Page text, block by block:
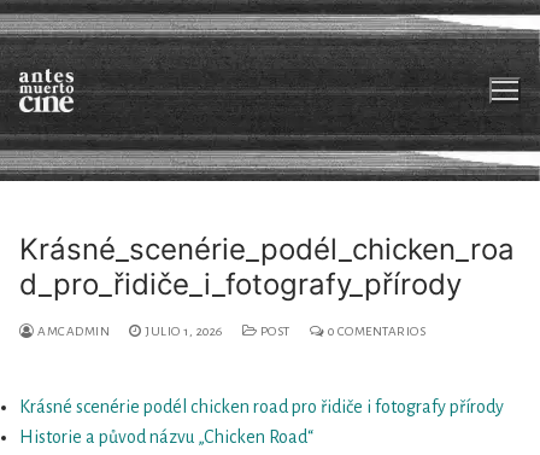
Ir
al
contenido
Sobre nosotrxs
Películas
Otros mapas_Videolibrería
Krásné_scenérie_podél_chicken_roa
d_pro_řidiče_i_fotografy_přírody
AMCADMIN JULIO 1, 2026 POST 0 COMENTARIOS
Krásné scenérie podél chicken road pro řidiče i fotografy přírody
Historie a původ názvu „Chicken Road“